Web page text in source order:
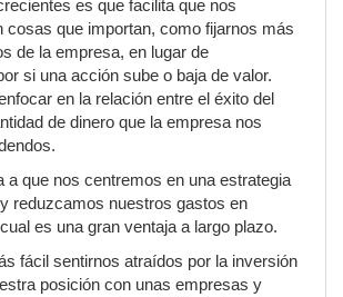
es que facilita que nos
cosas que importan, como fijarnos más
de la empresa, en lugar de
si una acción sube o baja de valor.
en la relación entre el éxito del
de dinero que la empresa nos
a que nos centremos en una estrategia
reduzcamos nuestros gastos en
es una gran ventaja a largo plazo.
fácil sentirnos atraídos por la inversión
posición con unas empresas y